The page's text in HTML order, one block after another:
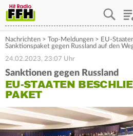
Nachrichten > Top-Meldungen > EU-
Sanktionspaket gegen Russland auf den
24.02.2023, 23:07 Uhr
Sanktionen gegen Russland
EU-STAATEN
AKET